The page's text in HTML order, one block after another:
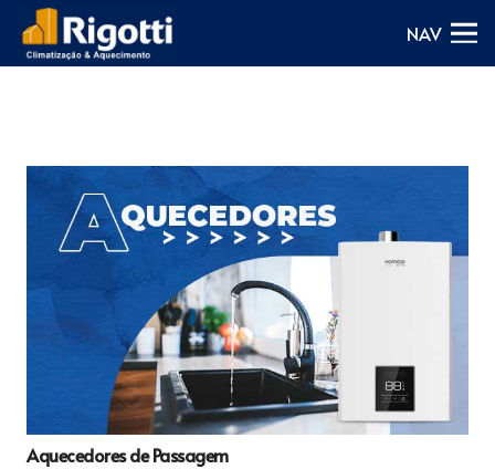
NAV
Aquecedores de Passagem